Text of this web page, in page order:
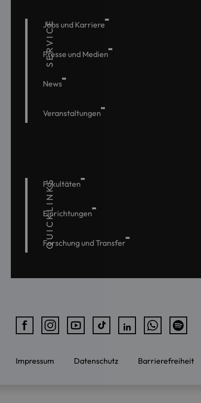
SERVICE
Jobs und Karriere
Presse und Medien
News
Veranstaltungen
QUICKLINKS
Fakultäten
Einrichtungen
Forschung und Transfer
Impressum Datenschutz Barrierefreiheit